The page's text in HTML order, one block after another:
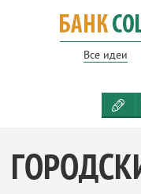
Все идеи